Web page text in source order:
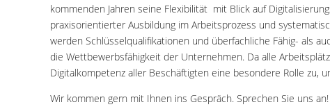
kommenden Jahren seine Flexibilität mit Blick auf
praxisorientierter Ausbildung im Arbeitsprozess und
werden Schlüsselqualifikationen und überfachliche Fähig- als
die Wettbewerbsfähigkeit der Unternehmen. Da alle
Digitalkompetenz aller Beschäftigten eine besondere Rolle zu,
Wir kommen gern mit Ihnen ins Gespräch. Sprechen Sie uns